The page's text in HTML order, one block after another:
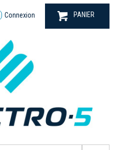
Connexion PANIER